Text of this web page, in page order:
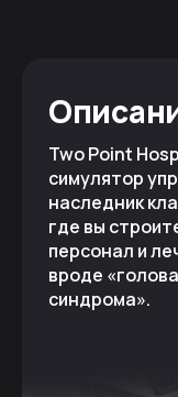
Two Point
симулятор
наследник
где вы
персонал и
вроде
синдрома».